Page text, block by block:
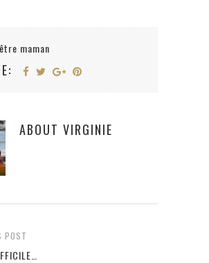
être maman
ABOUT VIRGINIE
POST